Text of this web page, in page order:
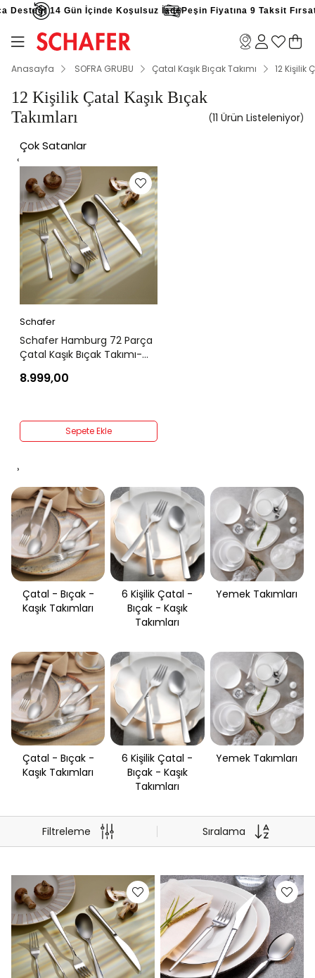
14 Gün İçinde Koşulsuz İade Peşin Fiyatına 9 Taksit Fırsatı
Anasayfa SOFRA GRUBU Çatal Kaşık Bıçak Takımı 12 Kişilik
12 Kişilik Çatal Kaşık Bıçak
Takımları
11 Ürün
Çok Satanlar
‹
Schafer
Schafer Hamburg 72 Parça
Çatal Kaşık Bıçak Takımı-
8.999,00
Sepete Ekle
›
Çatal - Bıçak -
Kaşık Takımları
6 Kişilik Çatal -
Bıçak - Kaşık
Takımları
Yemek Takımları
Çatal - Bıçak -
Kaşık Takımları
6 Kişilik Çatal -
Bıçak - Kaşık
Takımları
Yemek Takımları
Filtreleme Sıralama